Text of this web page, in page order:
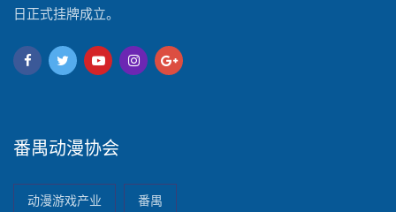
日正式挂牌成立。
番禺动漫协会
动漫游戏产业 番禺